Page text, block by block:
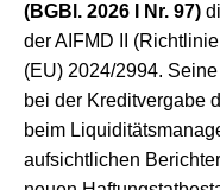
(BGBl. 2026 I Nr. 97)
der AIFMD II
(EU) 2024/2994.
bei der Kreditvergabe
beim
aufsichtlichen